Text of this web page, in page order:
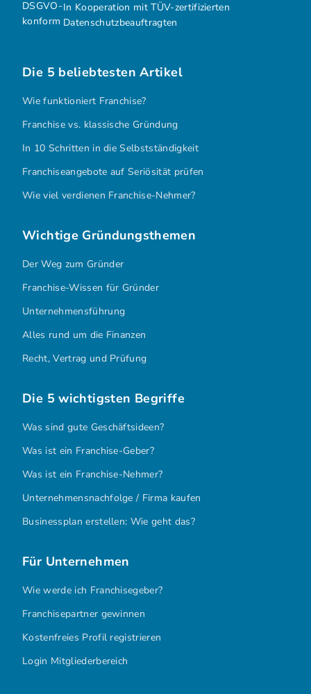
In Kooperation mit TÜV-zertifizierten
Datenschutzbeauftragten
Die 5 beliebtesten Artikel
Wie funktioniert Franchise?
Franchise vs. klassische Gründung
In 10 Schritten in die Selbstständigkeit
Franchiseangebote auf Seriösität prüfen
Wie viel verdienen Franchise-Nehmer?
Wichtige Gründungsthemen
Der Weg zum Gründer
Franchise-Wissen für Gründer
Unternehmensführung
Alles rund um die Finanzen
Recht, Vertrag und Prüfung
Die 5 wichtigsten Begriffe
Was sind gute Geschäftsideen?
Was ist ein Franchise-Geber?
Was ist ein Franchise-Nehmer?
Unternehmensnachfolge / Firma kaufen
Businessplan erstellen: Wie geht das?
Für Unternehmen
Wie werde ich Franchisegeber?
Franchisepartner gewinnen
Kostenfreies Profil registrieren
Login Mitgliederbereich